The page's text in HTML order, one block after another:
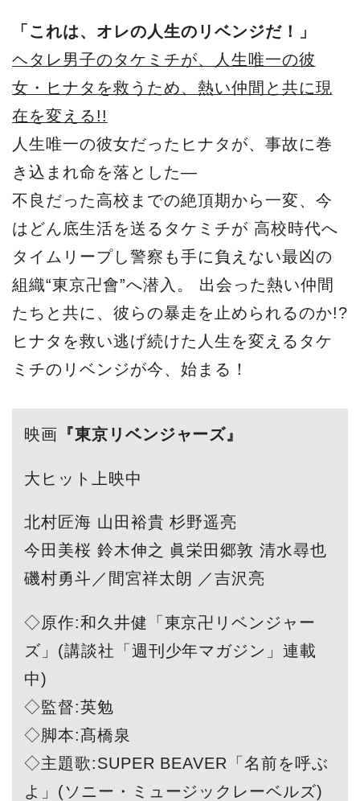
「これは、オレの人生のリベンジだ！」
ヘタレ男子のタケミチが、人生唯一の彼
女・ヒナタを救うため、熱い仲間と共に現
在を変える!!
人生唯一の彼女だったヒナタが、事故に巻
き込まれ命を落とした―
不良だった高校までの絶頂期から一変、今
はどん底生活を送るタケミチが 高校時代へ
タイムリープし警察も手に負えない最凶の
組織“東京卍會”へ潜入。 出会った熱い仲間
たちと共に、彼らの暴走を止められるのか!?
ヒナタを救い逃げ続けた人生を変えるタケ
ミチのリベンジが今、始まる！
映画 『東京リベンジャーズ』
大ヒット上映中
北村匠海 山田裕貴 杉野遥亮
今田美桜 鈴木伸之 眞栄田郷敦 清水尋也
磯村勇斗／間宮祥太朗 ／吉沢亮
◇原作:和久井健「東京卍リベンジャー
ズ」(講談社「週刊少年マガジン」連載
中)
◇監督:英勉
◇脚本:髙橋泉
◇主題歌:SUPER BEAVER「名前を呼ぶ
よ」(ソニー・ミュージックレーベルズ)